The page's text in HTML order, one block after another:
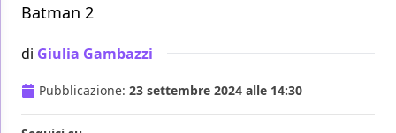
Batman 2
di Giulia Gambazzi
Pubblicazione: 23 settembre 2024 alle 14:30